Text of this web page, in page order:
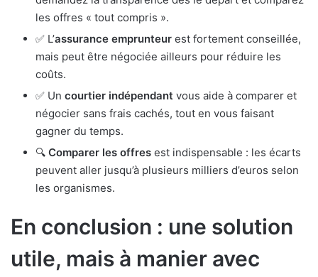
les offres « tout compris ».
✅ L’assurance emprunteur est fortement conseillée,
mais peut être négociée ailleurs pour réduire les
coûts.
✅ Un courtier indépendant vous aide à comparer et
négocier sans frais cachés, tout en vous faisant
gagner du temps.
🔍 Comparer les offres est indispensable : les écarts
peuvent aller jusqu’à plusieurs milliers d’euros selon
les organismes.
En conclusion : une solution
utile, mais à manier avec